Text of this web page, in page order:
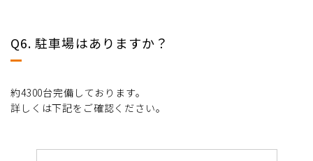
Q6. 駐車場はありますか？
約4300台完備しております。
詳しくは下記をご確認ください。